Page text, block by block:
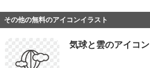
その他の無料のアイコンイラスト
気球と雲のアイコン